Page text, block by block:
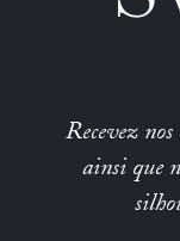
Recevez
ainsi que